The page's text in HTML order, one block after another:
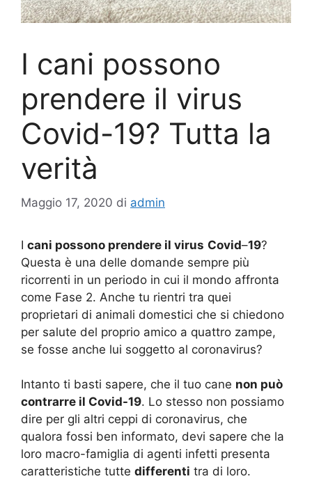
I cani possono
prendere il virus
Covid-19? Tutta la
verità
Maggio 17, 2020 di admin
I cani possono prendere il virus Covid–19?
Questa è una delle domande sempre più
ricorrenti in un periodo in cui il mondo affronta
come Fase 2. Anche tu rientri tra quei
proprietari di animali domestici che si chiedono
per salute del proprio amico a quattro zampe,
se fosse anche lui soggetto al coronavirus?
Intanto ti basti sapere, che il tuo cane non può
contrarre il Covid-19. Lo stesso non possiamo
dire per gli altri ceppi di coronavirus, che
qualora fossi ben informato, devi sapere che la
loro macro-famiglia di agenti infetti presenta
caratteristiche tutte differenti tra di loro.